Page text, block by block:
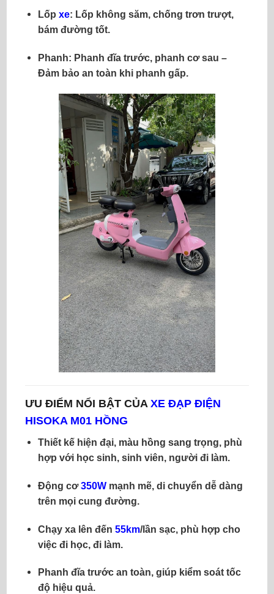
Lốp xe: Lốp không săm, chống trơn trượt,
bám đường tốt.
Phanh: Phanh đĩa trước, phanh cơ sau –
Đảm bảo an toàn khi phanh gấp.
ƯU ĐIỂM NỔI BẬT CỦA XE ĐẠP ĐIỆN
HISOKA M01 HỒNG
Thiết kế hiện đại, màu hồng sang trọng, phù
hợp với học sinh, sinh viên, người đi làm.
Động cơ350Wmạnh mẽ, di chuyển dễ dàng
trên mọi cung đường.
Chạy xa lên đến 55km/lần sạc, phù hợp cho
việc đi học, đi làm.
Phanh đĩa trước an toàn, giúp kiểm soát tốc
độ hiệu quả.